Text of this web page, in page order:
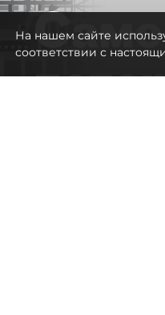
На нашем сайте
соответствии с